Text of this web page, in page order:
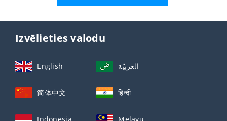
Izvēlieties valodu
English العربيّة
简体中文 हिन्दी